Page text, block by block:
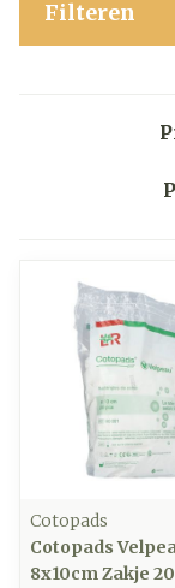
Filteren
Cotopads
Cotopads
8x10cm Zakje